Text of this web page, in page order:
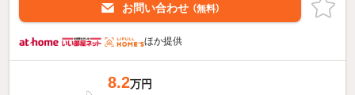
お問い合わせ （無料）
ほか提供
8.2万円